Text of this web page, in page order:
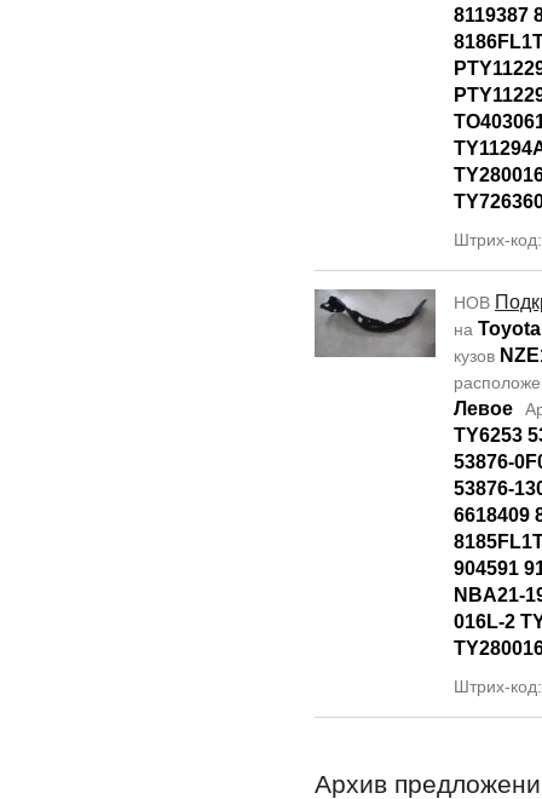
8119387
Штрих-
НОВ
на
кузов
Левое
TY6253
53876-
53876-
6618409
904591
NBA21-
016L-2
Штрих-
Архив